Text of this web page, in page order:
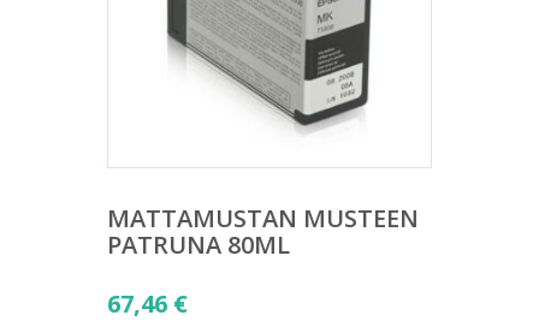
MATTAMUSTAN MUSTEEN
PATRUNA 80ML
67,46 €